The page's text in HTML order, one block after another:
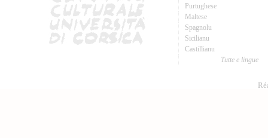
Purtughese
Maltese
Spagnolu
Sicilianu
Castillianu
Tutte e lingue